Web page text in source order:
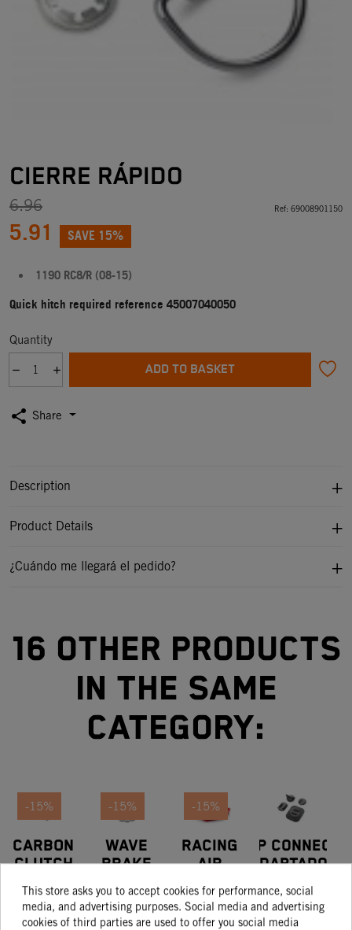
CIERRE RÁPIDO
6.96
5.91 SAVE 15%
Ref: 69008901150
1190 RC8/R (08-15)
Quick hitch required reference 45007040050
Quantity
ADD TO BASKET
share Share
Description
Product Details
¿Cuándo me llegará el pedido?
16 other products
in the same
category:
-15%
CARBON
CLUTCH
COVER
139.03
118.17
-15%
WAVE
BRAKE
DISC
220 MM
159.05
135.20
-15%
RACING
AIR
FILTER
129.05
109.69
SP Connect
Adaptador
Universal
Para
Smartphone
23.96
This store asks you to accept cookies for performance, social
media, and advertising purposes. Social media and advertising
cookies of third parties are used to offer you social media